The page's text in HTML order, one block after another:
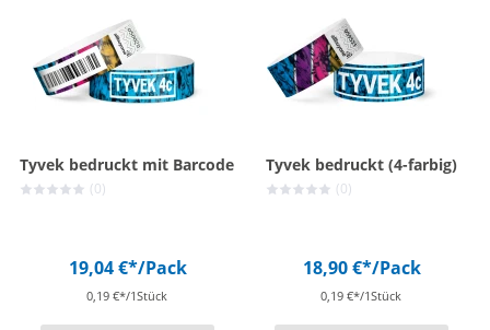
Tyvek bedruckt mit Barcode
(0)
19,04 €*/Pack
0,19 €*/1Stück
Tyvek bedruckt (4-farbig)
(0)
18,90 €*/Pack
0,19 €*/1Stück